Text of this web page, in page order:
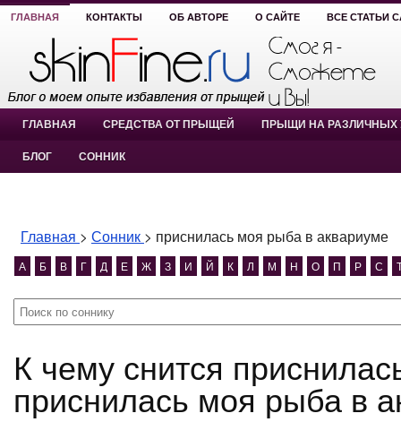
ГЛАВНАЯ КОНТАКТЫ ОБ АВТОРЕ О САЙТЕ ВСЕ СТАТЬИ
ГЛАВНАЯ СРЕДСТВА ОТ ПРЫЩЕЙ ПРЫЩИ НА РАЗЛИЧНЫХ
БЛОГ СОННИК
Главная > Сонник > приснилась моя рыба в аквариуме
А Б В Г Д Е Ж З И Й К Л М Н О П Р С
К чему снится приснилась моя рыба в аквариуме?
приснилась моя рыба в